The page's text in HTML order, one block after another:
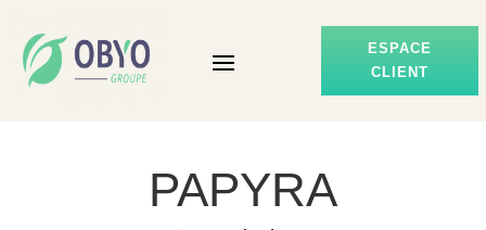
ESPACE
CLIENT
PAPYRA